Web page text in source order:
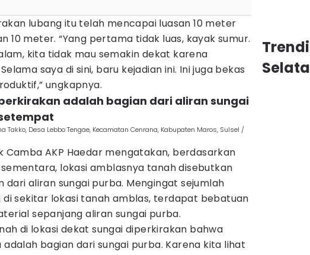
lubang itu telah mencapai luasan 10 meter
10 meter. “Yang pertama tidak luas, kayak sumur.
kita tidak mau semakin dekat karena
saya di sini, baru kejadian ini. Ini juga bekas
ungkapnya.
adalah bagian dari aliran sungai
Takko, Desa Lebbo Tengae, Kecamatan Cenrana, Kabupaten Maros, Sulsel /
Camba AKP Haedar mengatakan, berdasarkan
lokasi amblasnya tanah disebutkan
dari aliran sungai purba. Mengingat sejumlah
sekitar lokasi tanah amblas, terdapat bebatuan
sepanjang aliran sungai purba.
di lokasi dekat sungai diperkirakan bahwa
adalah bagian dari sungai purba. Karena kita lihat